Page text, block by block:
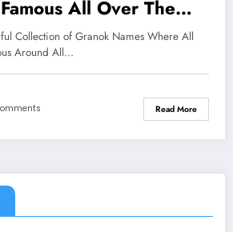
All Over The
Collection of Granok Names Where All
Around All…
Read More